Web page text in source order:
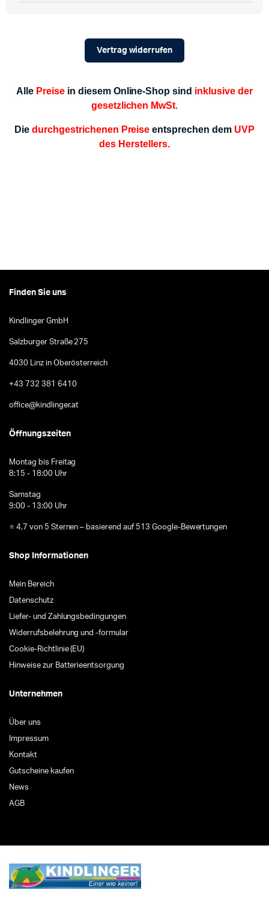
Vertrag widerrufen
Alle Preisein diesem Online-Shop sind inklusive der
gesetzlichen MwSt.
Diedurchgestrichenen Preise entsprechen dem UVP
des Herstellers.
Finden Sie uns
Kindlinger GmbH
Salzburger Straße 275
4030 Linz in Oberösterreich
+43 732 381 6410
office@kindlinger.at
Öffnungszeiten
Montag bis Freitag
8:15 - 18:00 Uhr
Samstag
9:00 - 13:00 Uhr
⭐ 4,7 von 5 Sternen – basierend auf 513 Google-Bewertungen
Shop Informationen
Mein Bereich
Datenschutz
Liefer- und Zahlungsbedingungen
Widerrufsbelehrung und -formular
Cookie-Richtlinie (EU)
Hinweise zur Batterieentsorgung
Unternehmen
Über uns
Impressum
Kontakt
Gutscheine kaufen
News
AGB